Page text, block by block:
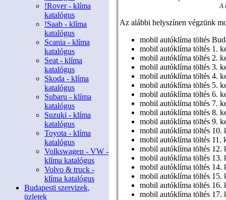
!Rover - klíma
katalógus
!Saab - klíma
katalógus
Scania - klíma
katalógus
Seat - klíma
katalógus
Skoda - klíma
katalógus
Subaru - klíma
katalógus
Suzuki - klíma
katalógus
Toyota - klíma
katalógus
Volkswagen - VW -
klíma katalógus
Volvo & truck -
klíma katalógus
Budapesti szervizek,
üzletek
A
Az alábbi helyszínen végzünk
mobil autóklíma töltés
mobil autóklíma töltés 1.
mobil autóklíma töltés 2.
mobil autóklíma töltés 3.
mobil autóklíma töltés 4.
mobil autóklíma töltés 5.
mobil autóklíma töltés 6.
mobil autóklíma töltés 7.
mobil autóklíma töltés 8.
mobil autóklíma töltés 9.
mobil autóklíma töltés 10.
mobil autóklíma töltés 11.
mobil autóklíma töltés 12.
mobil autóklíma töltés 13.
mobil autóklíma töltés 14.
mobil autóklíma töltés 15.
mobil autóklíma töltés 16.
mobil autóklíma töltés 17.